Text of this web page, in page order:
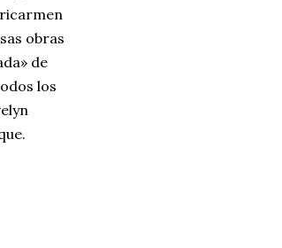
obras
de
los